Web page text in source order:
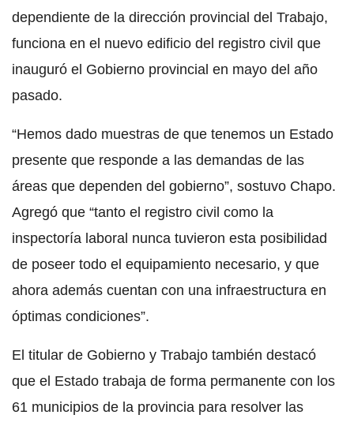
dependiente de la dirección provincial del Trabajo,
funciona en el nuevo edificio del registro civil que
inauguró el Gobierno provincial en mayo del año
pasado.
“Hemos dado muestras de que tenemos un Estado
presente que responde a las demandas de las
áreas que dependen del gobierno”, sostuvo Chapo.
Agregó que “tanto el registro civil como la
inspectoría laboral nunca tuvieron esta posibilidad
de poseer todo el equipamiento necesario, y que
ahora además cuentan con una infraestructura en
óptimas condiciones”.
El titular de Gobierno y Trabajo también destacó
que el Estado trabaja de forma permanente con los
61 municipios de la provincia para resolver las